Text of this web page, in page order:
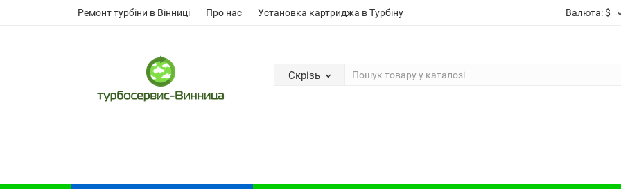
Ремонт турбіни в Вінниці Про нас Установка картриджа в Турбіну Валюта:$
Скрізь